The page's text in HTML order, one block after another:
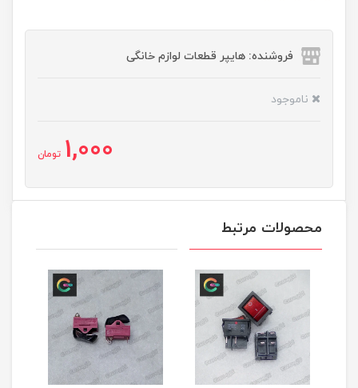
فروشنده: هایپر قطعات لوازم خانگی
ناموجود
1,000 تومان
محصولات مرتبط